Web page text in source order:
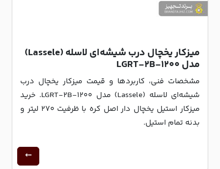
میزکار یخچال درب شیشه‌ای لاسله (Lassele)
مدل LGRT-۲B-۱۲۰۰
مشخصات فنی، کاربردها و قیمت میزکار یخچال درب
شیشه‌ای لاسله (Lassele) مدل LGRT-۲B-۱۲۰۰. خرید
میزکار استیل یخچال دار اصل کره با ظرفیت ۲۷۰ لیتر و
بدنه تمام استیل.